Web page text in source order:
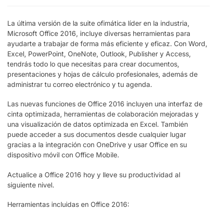
La última versión de la suite ofimática líder en la industria,
Microsoft Office 2016, incluye diversas herramientas para
ayudarte a trabajar de forma más eficiente y eficaz. Con Word,
Excel, PowerPoint, OneNote, Outlook, Publisher y Access,
tendrás todo lo que necesitas para crear documentos,
presentaciones y hojas de cálculo profesionales, además de
administrar tu correo electrónico y tu agenda.
Las nuevas funciones de Office 2016 incluyen una interfaz de
cinta optimizada, herramientas de colaboración mejoradas y
una visualización de datos optimizada en Excel. También
puede acceder a sus documentos desde cualquier lugar
gracias a la integración con OneDrive y usar Office en su
dispositivo móvil con Office Mobile.
Actualice a Office 2016 hoy y lleve su productividad al
siguiente nivel.
Herramientas incluidas en Office 2016: